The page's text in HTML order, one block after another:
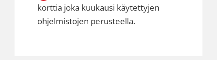
korttia joka kuukausi käytettyjen
ohjelmistojen perusteella.